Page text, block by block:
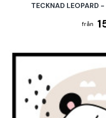
TECKNAD LEOPARD